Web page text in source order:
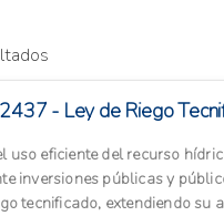
- Ley de Riego
uso eficiente del recurso
inversiones públicas y
tecnificado, extendiendo su